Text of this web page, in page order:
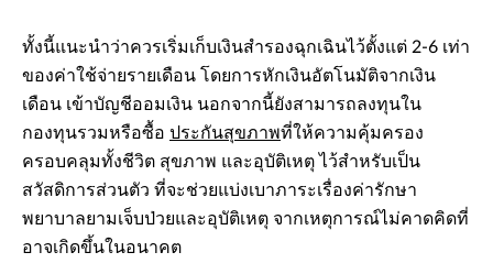
ทั้งนี้แนะนำว่าควรเริ่มเก็บเงินสำรองฉุกเฉินไว้ตั้งแต่ 2-6 เท่า
ของค่าใช้จ่ายรายเดือน โดยการหักเงินอัตโนมัติจากเงิน
เดือน เข้าบัญชีออมเงิน นอกจากนี้ยังสามารถลงทุนใน
กองทุนรวมหรือซื้อ ประกันสุขภาพที่ให้ความคุ้มครอง
ครอบคลุมทั้งชีวิต สุขภาพ และอุบัติเหตุ ไว้สำหรับเป็น
สวัสดิการส่วนตัว ที่จะช่วยแบ่งเบาภาระเรื่องค่ารักษา
พยาบาลยามเจ็บป่วยและอุบัติเหตุ จากเหตุการณ์ไม่คาดคิดที่
อาจเกิดขึ้นในอนาคต